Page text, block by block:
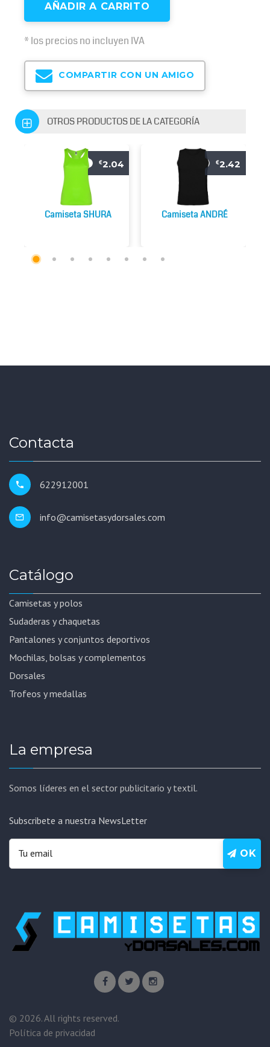
AÑADIR A CARRITO
* los precios no incluyen IVA
COMPARTIR CON UN AMIGO
OTROS PRODUCTOS DE LA CATEGORÍA
€2.04
Camiseta SHURA
€2.42
Camiseta ANDRÉ
Contacta
622912001
info@camisetasydorsales.com
Catálogo
Camisetas y polos
Sudaderas y chaquetas
Pantalones y conjuntos deportivos
Mochilas, bolsas y complementos
Dorsales
Trofeos y medallas
La empresa
Somos líderes en el sector publicitario y textil.
Subscribete a nuestra NewsLetter
OK
© 2026. All rights reserved.
Política de privacidad